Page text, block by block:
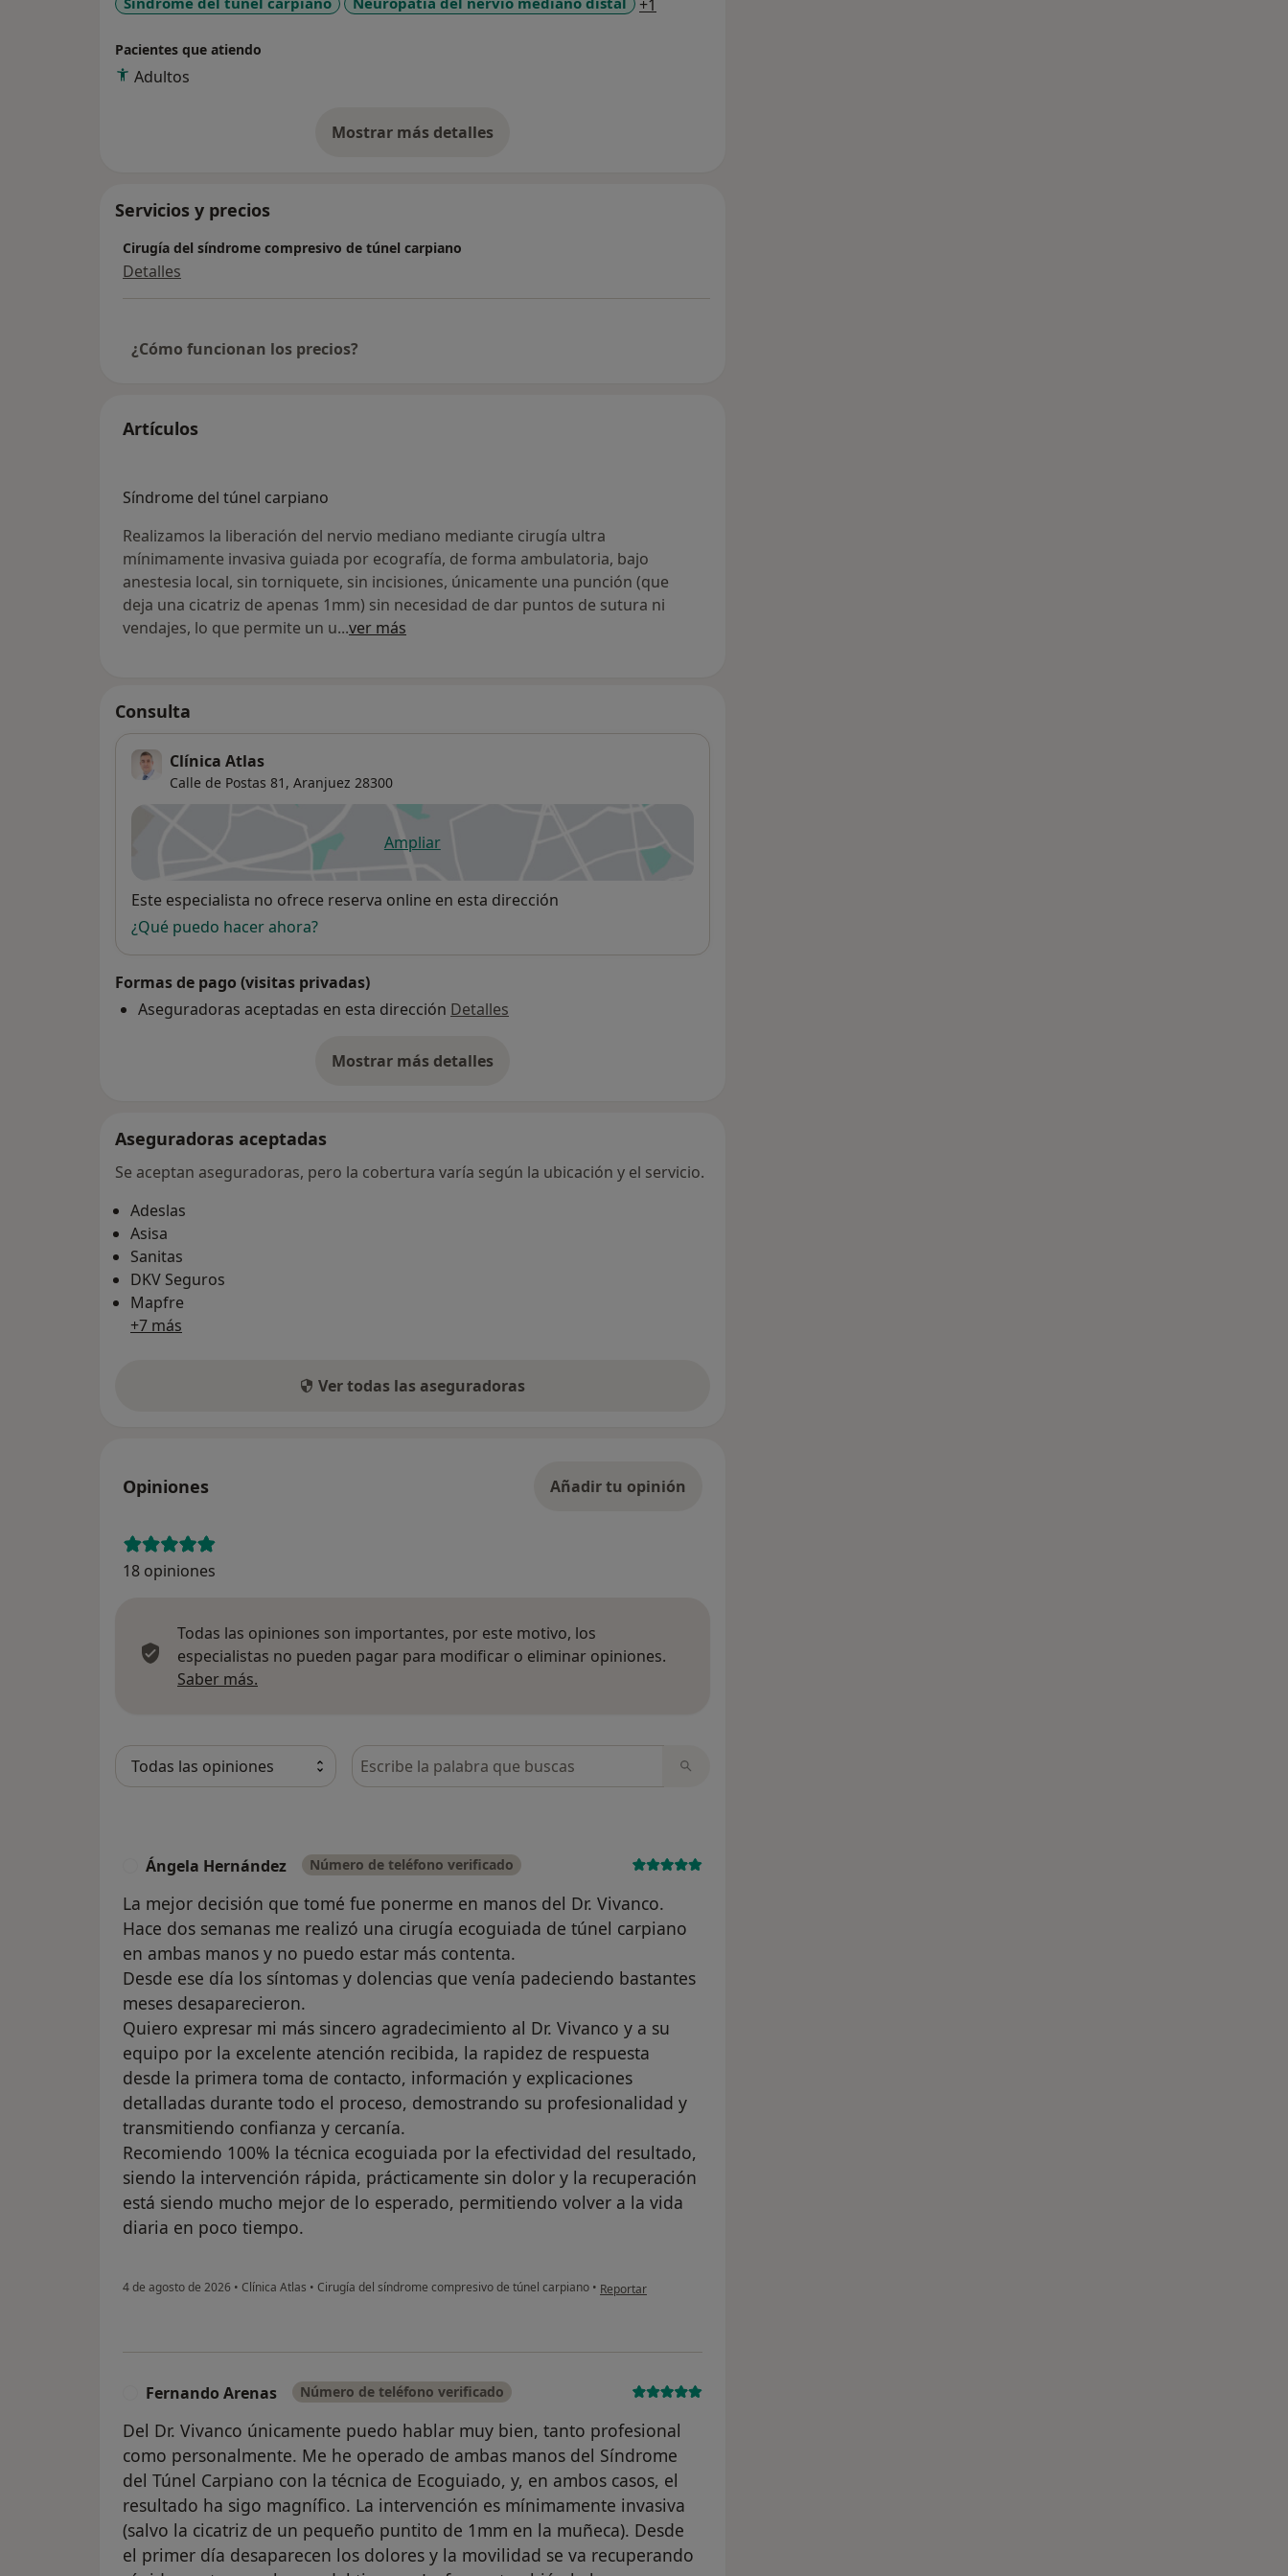
+1
Pacientes que atiendo
Adultos
Mostrar más detalles
sobre la experiencia
Servicios y precios
Cirugía del síndrome compresivo de túnel carpiano
Detalles
¿Cómo funcionan los precios?
Artículos
Síndrome del túnel carpiano
Realizamos la liberación del nervio mediano mediante cirugía ultra
mínimamente invasiva guiada por ecografía, de forma ambulatoria, bajo
anestesia local, sin torniquete, sin incisiones, únicamente una punción (que
deja una cicatriz de apenas 1mm) sin necesidad de dar puntos de sutura ni
vendajes, lo que permite un u...ver más
Consulta
Clínica Atlas
Calle de Postas 81, Aranjuez 28300
Ampliarse abre en una nueva pestaña
Disponibilidad
Este especialista no ofrece reserva online en esta dirección
¿Qué puedo hacer ahora?
Formas de pago (visitas privadas)
Aseguradoras aceptadas en esta dirección Detalles
Mostrar más detalles
sobre la dirección
Aseguradoras aceptadas
Se aceptan aseguradoras, pero la cobertura varía según la ubicación y el servicio.
Adeslas
Asisa
Sanitas
DKV Seguros
Mapfre
+7 más
Ver todas las aseguradoras
Opiniones Añadir tu opinión
18 opiniones
Todas las opiniones son importantes, por este motivo, los
especialistas no pueden pagar para modificar o eliminar opiniones.
Saber más.
Busca en opiniones
Ángela Hernández Número de teléfono verificado
La mejor decisión que tomé fue ponerme en manos del Dr. Vivanco.
Hace dos semanas me realizó una cirugía ecoguiada de túnel carpiano
en ambas manos y no puedo estar más contenta.
Desde ese día los síntomas y dolencias que venía padeciendo bastantes
meses desaparecieron.
Quiero expresar mi más sincero agradecimiento al Dr. Vivanco y a su
equipo por la excelente atención recibida, la rapidez de respuesta
desde la primera toma de contacto, información y explicaciones
detalladas durante todo el proceso, demostrando su profesionalidad y
transmitiendo confianza y cercanía.
Recomiendo 100% la técnica ecoguiada por la efectividad del resultado,
siendo la intervención rápida, prácticamente sin dolor y la recuperación
está siendo mucho mejor de lo esperado, permitiendo volver a la vida
diaria en poco tiempo.
4 de agosto de 2026 • Clínica Atlas • Cirugía del síndrome compresivo de túnel carpiano • en opinión del usuario Ángela Hernández
Reportar
Fernando Arenas Número de teléfono verificado
Del Dr. Vivanco únicamente puedo hablar muy bien, tanto profesional
como personalmente. Me he operado de ambas manos del Síndrome
del Túnel Carpiano con la técnica de Ecoguiado, y, en ambos casos, el
resultado ha sigo magnífico. La intervención es mínimamente invasiva
(salvo la cicatriz de un pequeño puntito de 1mm en la muñeca). Desde
el primer día desaparecen los dolores y la movilidad se va recuperando